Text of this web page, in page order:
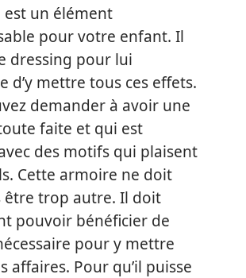
est un élément
pour votre enfant. Il
dressing pour lui
d’y mettre tous ces effets.
demander à avoir une
faite et qui est
des motifs qui plaisent
Cette armoire ne doit
être trop autre. Il doit
pouvoir bénéficier de
pour y mettre
affaires. Pour qu’il puisse